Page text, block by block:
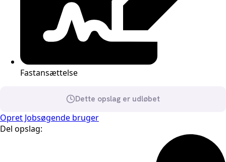
Fastansættelse
Dette opslag er udløbet
Opret Jobsøgende bruger
Del opslag: